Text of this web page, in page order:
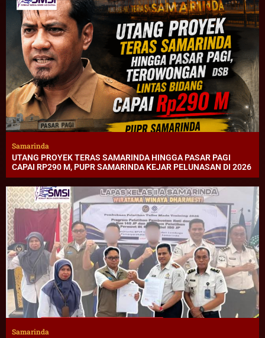
Samarinda
UTANG PROYEK TERAS SAMARINDA HINGGA PASAR PAGI
CAPAI RP290 M, PUPR SAMARINDA KEJAR PELUNASAN DI 2026
Samarinda